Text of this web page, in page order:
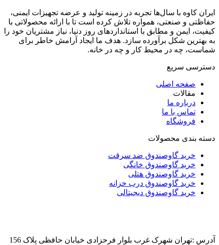
ایران کاوه با سال‌ها تجربه در زمینه تولید و عرضه تجهیزات ایمنی،
حفاظتی و صنعتی، همواره تلاش کرده است تا با ارائه محصولاتی با
کیفیت، ایمن و مطابق با استانداردهای روز دنیا، نیاز مشتریان خود را
به بهترین شکل برآورده سازد. هدف ما ایجاد آرامش خاطر برای
شماست، چه در محیط کار و چه در خانه.
دسترسی سریع
صفحه اصلی
مقالات
درباره ما
تماس با ما
فروشگاه
دسته بندی محصولات
خرید گاوصندوق ضد سرقت
خرید گاوصندوق خانگی
خرید گاوصندوق هتلی
خرید گاوصندوق درب خزانه
خرید گاوصندوق دیجیتالی
آدرس :تهران شهرک غرب بلوار فرحزادی خیابان حافظی پلاک 156